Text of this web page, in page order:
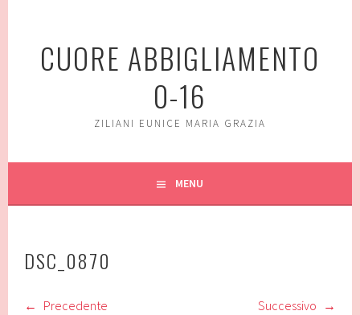
contenutoCUORE ABBIGLIAMENTO
0-16
ZILIANI EUNICE MARIA GRAZIA
MENU
DSC_0870
Precedente Successivo